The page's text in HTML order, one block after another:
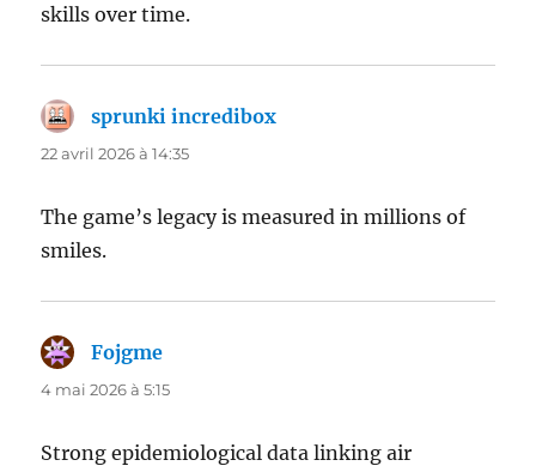
skills over time.
sprunki incredibox
22 avril 2026 à 14:35
The game’s legacy is measured in millions of
smiles.
Fojgme
4 mai 2026 à 5:15
Strong epidemiological data linking air